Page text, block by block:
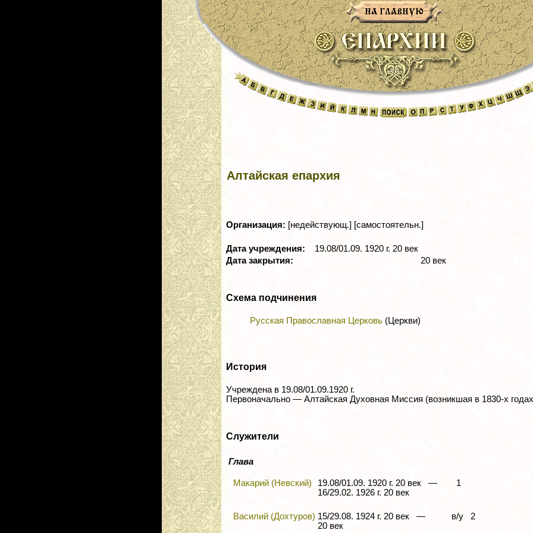
Алтайская епархия
Организация: [недействующ.] [самостоятельн.]
Дата учреждения:
19.08/01.09. 1920 г. 20 век
Дата закрытия:
20 век
Схема подчинения
Русская Православная Церковь (Церкви)
История
Учреждена в 19.08/01.09.1920 г.
Первоначально — Алтайская Духовная Миссия (возникшая в 1830-х
Служители
Глава
Макарий (Невский)
19.08/01.09. 1920 г. 20 век —
16/29.02. 1926 г. 20 век
1
Василий (Дохтуров) 15/29.08. 1924 г. 20 век —
20 век
в/у 2